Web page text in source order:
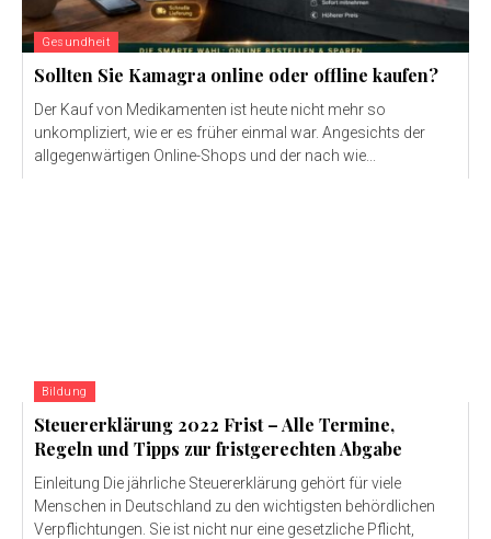
Gesundheit
Sollten Sie Kamagra online oder offline kaufen?
Der Kauf von Medikamenten ist heute nicht mehr so ​​
unkompliziert, wie er es früher einmal war. Angesichts der
allgegenwärtigen Online-Shops und der nach wie...
Bildung
Steuererklärung 2022 Frist – Alle Termine,
Regeln und Tipps zur fristgerechten Abgabe
Einleitung Die jährliche Steuererklärung gehört für viele
Menschen in Deutschland zu den wichtigsten behördlichen
Verpflichtungen. Sie ist nicht nur eine gesetzliche Pflicht,